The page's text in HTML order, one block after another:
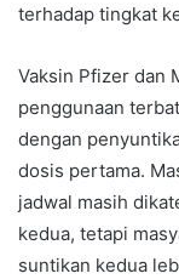
terhadap tingkat
Vaksin Pfizer dan
penggunaan
dengan
dosis pertama.
jadwal masih
kedua, tetapi
suntikan kedua